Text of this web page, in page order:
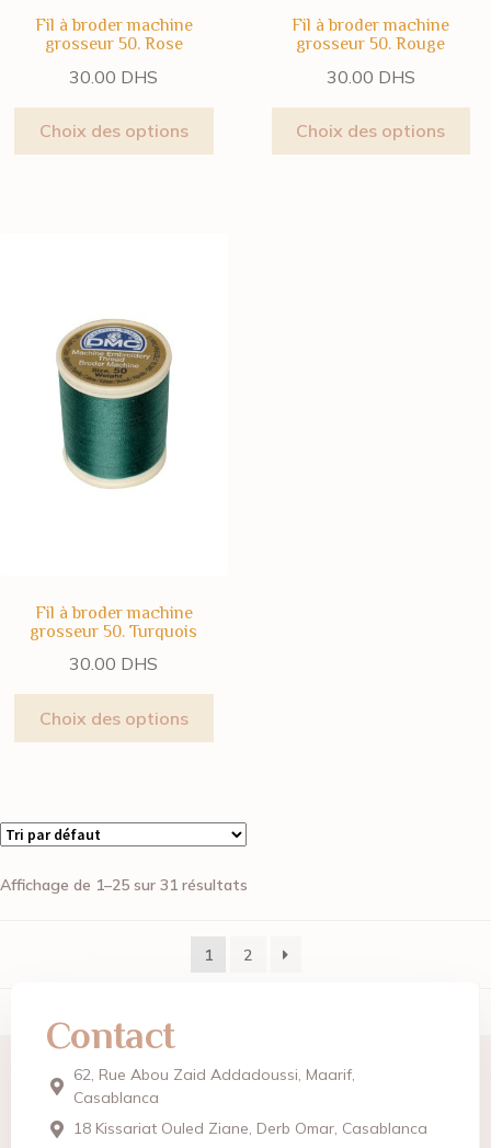
Fil à broder machine
grosseur 50. Rose
30.00 DHS
Choix des options
Fil à broder machine
grosseur 50. Rouge
30.00 DHS
Choix des options
Fil à broder machine
grosseur 50. Turquois
30.00 DHS
Choix des options
Affichage de 1–25 sur 31 résultats
1 2
Contact
62, Rue Abou Zaid Addadoussi, Maarif,
Casablanca
18 Kissariat Ouled Ziane, Derb Omar, Casablanca